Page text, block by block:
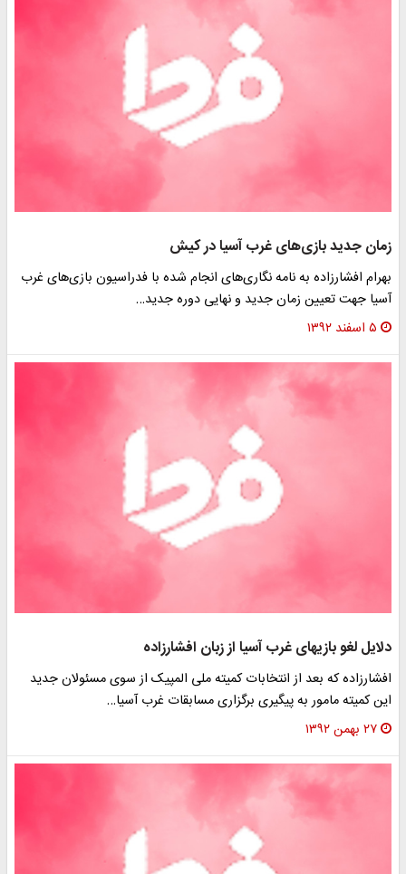
زمان جدید بازی‌های غرب آسیا در کیش
بهرام افشارزاده به نامه نگاری‌های انجام شده با فدراسیون بازی‌های غرب
آسیا جهت تعیین زمان جدید و نهایی دوره جدید…
۵ اسفند ۱۳۹۲
دلایل لغو بازیهای غرب آسیا از زبان افشارزاده
افشارزاده که بعد از انتخابات کمیته ملی المپیک از سوی مسئولان جدید
این کمیته مامور به پیگیری برگزاری مسابقات غرب آسیا…
۲۷ بهمن ۱۳۹۲